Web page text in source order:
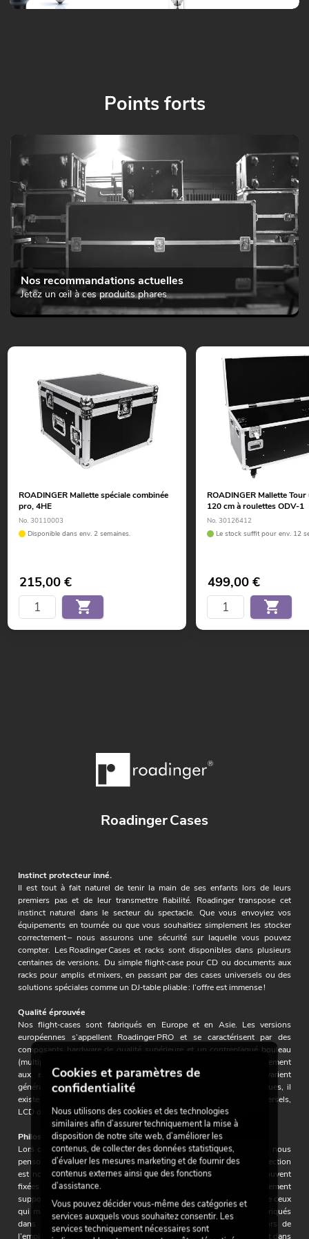
Points forts
Nos recommandations actuelles
Jetez un œil à ces produits phares
ROADINGER Mallette spéciale combinée
pro, 4HE
No. 30110003
Disponible dans env. 2 semaines.
215,00€
ROADINGER Mallette
120 cm à roulettes ODV-1
No. 30126412
Le stock suffit pour env. 12
499,00€
Roadinger Cases
Instinct protecteur inné.
Il est tout à fait naturel de tenir la main de ses enfants lors de leurs
premiers pas et de leur transmettre fiabilité. Roadinger transpose cet
instinct naturel dans le secteur du spectacle. Que vous envoyiez vos
équipements en tournée ou que vous souhaitiez simplement les stocker
correctement – nous assurons une sécurité sur laquelle vous pouvez
compter. Les Roadinger Cases et racks sont disponibles dans plusieurs
centaines de versions. Du simple flight‑case pour CD ou documents aux
racks pour amplis et mixers, en passant par des cases universels ou des
solutions spéciales comme un DJ‑table pliable : l’offre est immense !
Qualité éprouvée
Nos flight‑cases sont fabriqués en Europe et en Asie. Les versions
européennes s’appellent Roadinger PRO et se caractérisent par des
composants hardware de qualité supérieure et un contreplaqué bouleau
(multiplex) de meilleure qualité. Les deux versions répondent entièrement
aux exigences professionnelles. Les épaisseurs des parois varient
généralement entre 7 et 9 mm. Pour les petits flight‑cases à disques, il
existe aussi des versions 3 mm, et pour les grands modèles universels,
LCD ou Roadie, des versions 10 mm figurent dans la gamme.
Philosophie de sécurité propre
Lors de la conception et de la déclaration des charges admissibles, nous
pensons toujours aux personnes manipulant le matériel. Leur protection
est notre priorité. C’est pourquoi nos charges admissibles sont souvent
fixées un peu en dessous de ce que les cases pourraient mécaniquement
supporter – cela contribue à la sécurité au travail et à la protection de ceux
qui manipulent les cases. Nos transport‑cases Roadinger PRO fabriqués
dans l’UE sont également empilables – malgré les roulettes. Lors de
l’empilage, celles‑ci s’enfoncent dans des alvéoles prévues à cet effet dans
Cookies et paramètres de
confidentialité
Nous utilisons des cookies et des technologies
similaires afin d’assurer techniquement la mise à
disposition de notre site web, d’améliorer les
contenus, de collecter des données statistiques,
d’évaluer les mesures marketing et de fournir des
contenus externes ainsi que des fonctions
d’assistance.
Vous pouvez décider vous-même des catégories et
services auxquels vous souhaitez consentir. Les
services techniquement nécessaires sont